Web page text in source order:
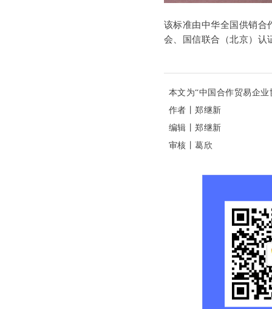
该标准由中华全国供销合
会、国信联合（北京）认
本文为“中国合作贸易企
作者丨郑继新
编辑丨 郑继新
审核丨 葛欣